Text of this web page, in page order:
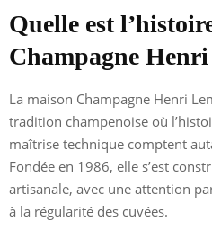
Quelle est
Champagne
La maison Champagne Henri
tradition champenoise où
maîtrise technique comptent
Fondée en 1986, elle s’est
artisanale, avec une attention
à la régularité des cuvées.